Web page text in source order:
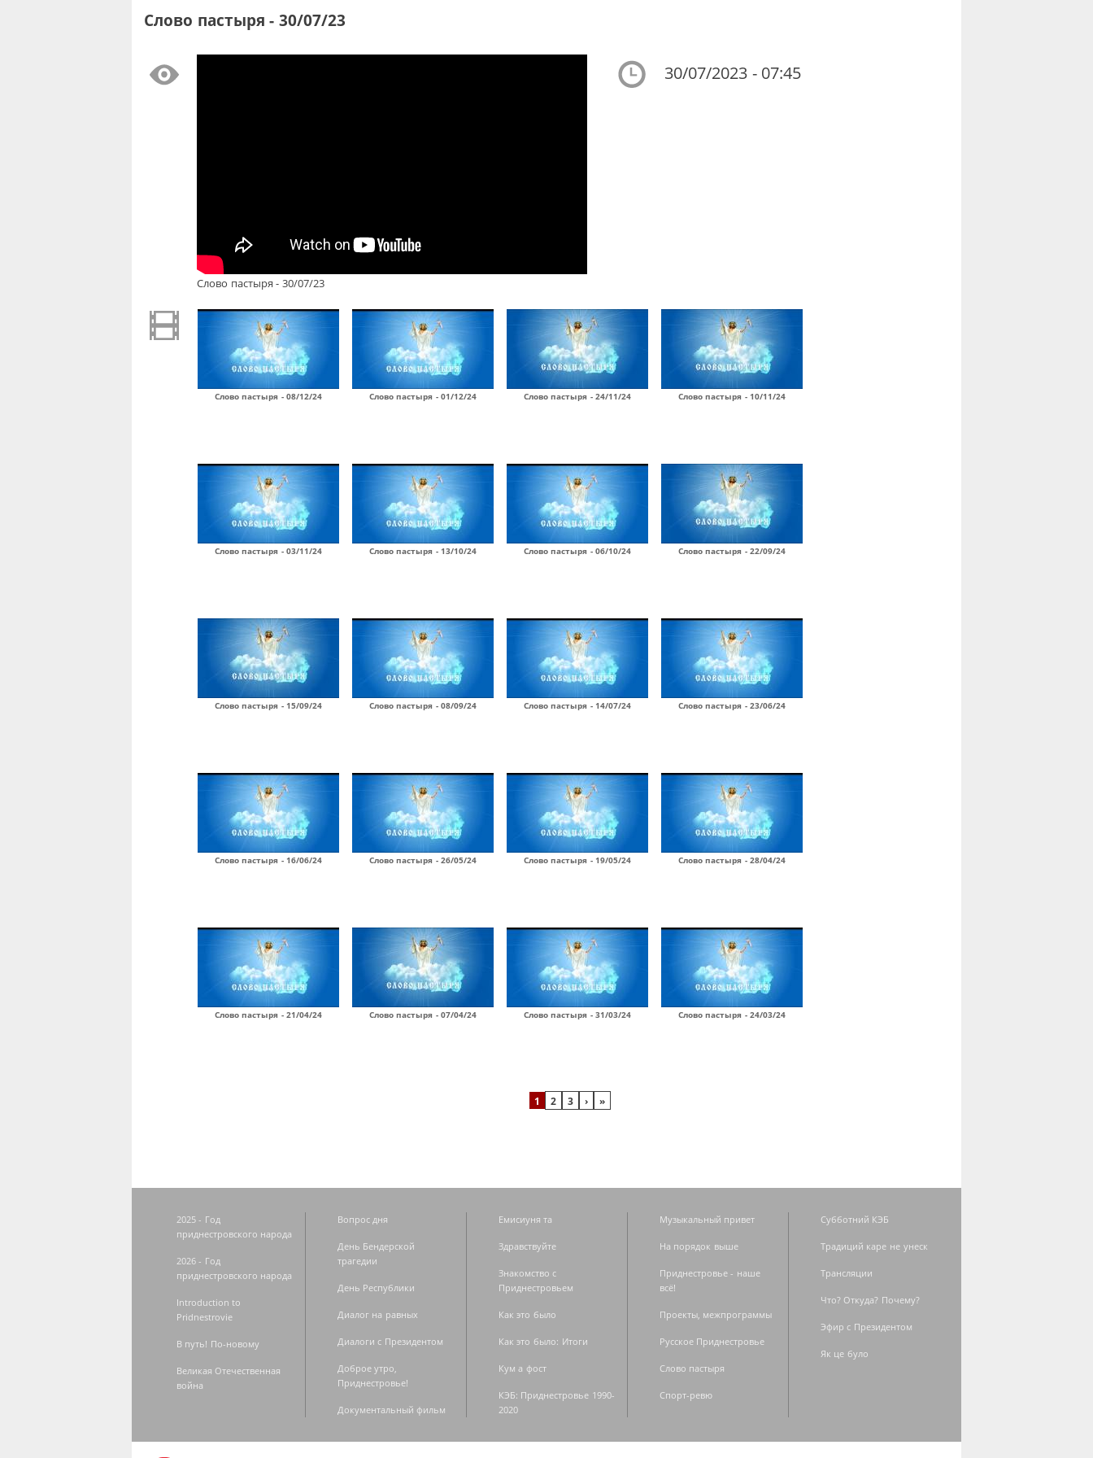
Слово пастыря - 30/07/23
Слово пастыря - 30/07/23
30/07/2023 - 07:45
Слово пастыря - 08/12/24 Слово пастыря - 01/12/24 Слово пастыря - 24/11/24 Слово пастыря - 10/11/24
Слово пастыря - 03/11/24 Слово пастыря - 13/10/24 Слово пастыря - 06/10/24 Слово пастыря - 22/09/24
Слово пастыря - 15/09/24 Слово пастыря - 08/09/24 Слово пастыря - 14/07/24 Слово пастыря - 23/06/24
Слово пастыря - 16/06/24 Слово пастыря - 26/05/24 Слово пастыря - 19/05/24 Слово пастыря - 28/04/24
Слово пастыря - 21/04/24 Слово пастыря - 07/04/24 Слово пастыря - 31/03/24 Слово пастыря - 24/03/24
1 2 3 › »
2025 - Год
приднестровского народа
2026 - Год
приднестровского народа
Introduction to
Pridnestrovie
В путь! По-новому
Великая Отечественная
война
Вопрос дня
День Бендерской
трагедии
День Республики
Диалог на равных
Диалоги с Президентом
Доброе утро,
Приднестровье!
Документальный фильм
Емисиуня та
Здравствуйте
Знакомство с
Приднестровьем
Как это было
Как это было: Итоги
Кум а фост
КЭБ: Приднестровье 1990-
2020
Музыкальный привет
На порядок выше
Приднестровье - наше
всё!
Проекты, межпрограммы
Русское Приднестровье
Слово пастыря
Спорт-ревю
Субботний КЭБ
Традиций каре не унеск
Трансляции
Что? Откуда? Почему?
Эфир с Президентом
Як це було